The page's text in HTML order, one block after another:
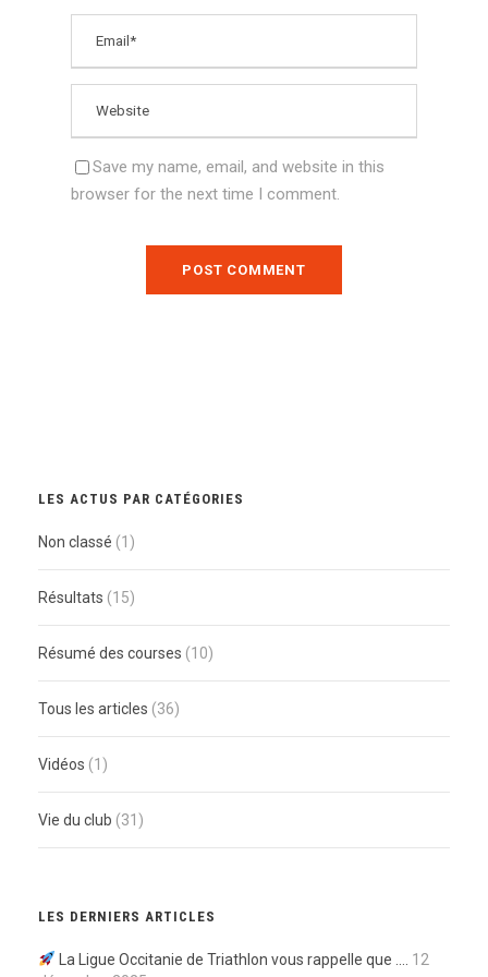
Save my name, email, and website in this
browser for the next time I comment.
LES ACTUS PAR CATÉGORIES
Non classé (1)
Résultats (15)
Résumé des courses (10)
Tous les articles (36)
Vidéos (1)
Vie du club (31)
LES DERNIERS ARTICLES
La Ligue Occitanie de Triathlon vous rappelle que ….
12